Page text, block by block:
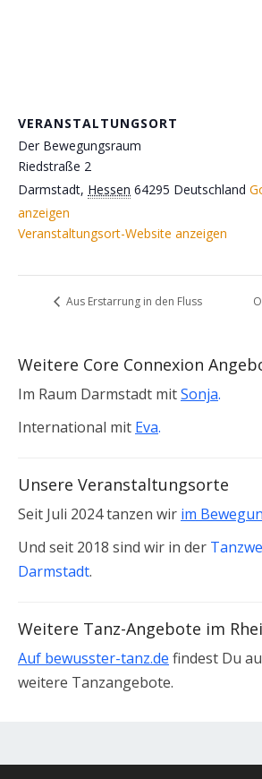
VERANSTALTUNGSORT
Der Bewegungsraum
Riedstraße 2
Darmstadt, Hessen 64295 Deutschland
anzeigen
Veranstaltungsort-Website anzeigen
Aus Erstarrung in den Fluss
Weitere Core Connexion
Im Raum Darmstadt mitSonja.
International mit Eva.
Unsere Veranstaltungsorte
Seit Juli 2024 tanzen wir im
Und seit 2018 sind wir in der
Darmstadt.
Weitere Tanz-Angebote im
Auf bewusster-tanz.de findest Du
weitere Tanzangebote.